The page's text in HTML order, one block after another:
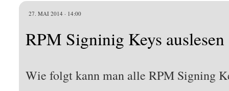
27. MAI 2014 · 14:00
RPM Signinig Keys auslesen
Wie folgt kann man alle RPM Signing